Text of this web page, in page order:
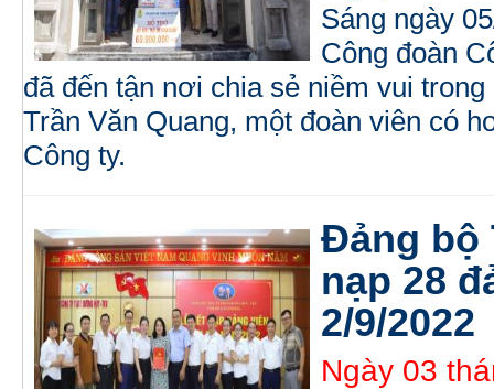
Sáng ngày
Công đoàn
đã đến tận nơi chia sẻ niềm vui
Trần Văn Quang, một đoàn viên có
Công ty.
Đảng bộ
nạp 28
2/9/2022
Ngày 03